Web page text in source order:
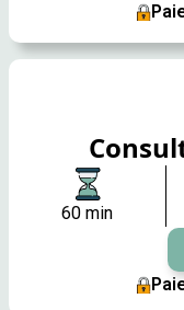
60 min